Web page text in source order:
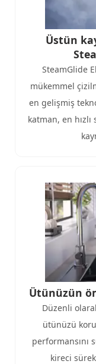
Üstün
SteamGlide
mükemmel
en gelişmiş
katman, en
Ütünüzün
Düzenli
ütünüzü
performansını
kireci